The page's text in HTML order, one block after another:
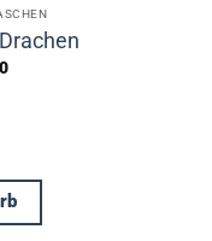
Aktueller